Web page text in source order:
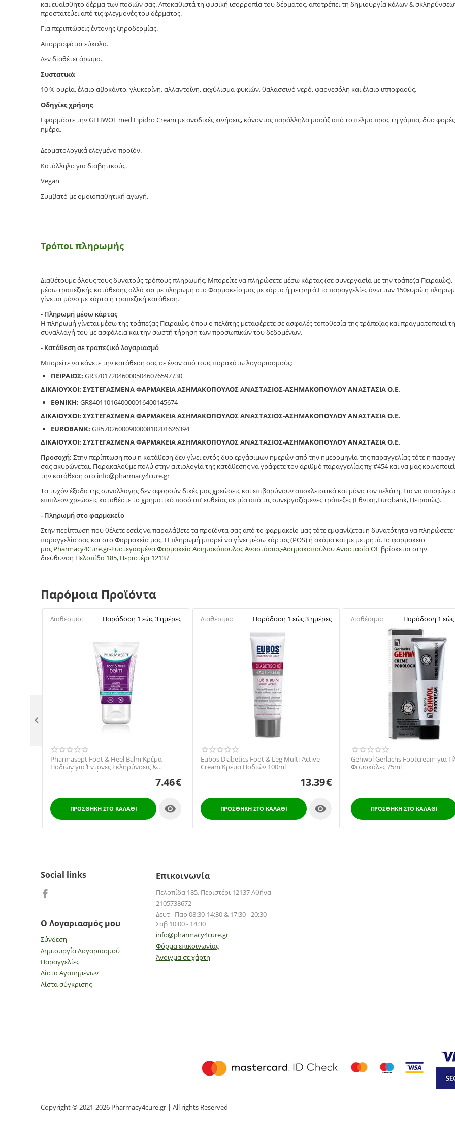
και ευαίσθητο δέρμα των ποδιών σας. Αποκαθιστά τη φυσική ισορροπία του δέρματος, αποτρέπει τη δημιουργία κάλων &
προστατεύει από τις φλεγμονές του δέρματος.
Για περιπτώσεις έντονης ξηροδερμίας.
Απορροφάται εύκολα.
Δεν διαθέτει άρωμα.
Συστατικά
10 % ουρία, έλαιο αβοκάντο, γλυκερίνη, αλλαντοΐνη, εκχύλισμα φυκιών, θαλασσινό νερό, φαρνεσόλη και έλαιο ιπποφαούς.
Οδηγίες χρήσης
Εφαρμόστε την GEHWOL med Lipidro Cream με ανοδικές κινήσεις, κάνοντας παράλληλα μασάζ από το πέλμα προς τη γάμπα, δύο
ημέρα.
Δερματολογικά ελεγμένο προϊόν.
Κατάλληλο για διαβητικούς.
Vegan
Συμβατό με ομοιοπαθητική αγωγή.
Τρόποι πληρωμής
Διαθέτουμε όλους τους δυνατούς τρόπους πληρωμής. Μπορείτε να πληρώσετε μέσω κάρτας (σε συνεργασία με την τράπεζα Πειραιώς),
μέσω τραπεζικής κατάθεσης αλλά και με πληρωμή στο Φαρμακείο μας με κάρτα ή μετρητά.Για παραγγελίες άνω των 150ευρώ η
γίνεται μόνο με κάρτα ή τραπεζική κατάθεση.
- Πληρωμή μέσω κάρτας
Η πληρωμή γίνεται μέσω της τράπεζας Πειραιώς, όπου ο πελάτης μεταφέρετε σε ασφαλές τοποθεσία της τράπεζας και πραγματοποιεί
συναλλαγή του με ασφάλεια και την σωστή τήρηση των προσωπικών του δεδομένων.
- Κατάθεση σε τραπεζικό λογαριασμό
Μπορείτε να κάνετε την κατάθεση σας σε έναν από τους παρακάτω λογαριασμούς:
ΠΕΙΡΑΙΩΣ: GR3701720460005046076597730
ΔΙΚΑΙΟΥΧΟΙ: ΣΥΣΤΕΓΑΣΜΕΝΑ ΦΑΡΜΑΚΕΙΑ ΑΣΗΜΑΚΟΠΟΥΛΟΣ ΑΝΑΣΤΑΣΙΟΣ-ΑΣΗΜΑΚΟΠΟΥΛΟΥ ΑΝΑΣΤΑΣΙΑ Ο.Ε.
ΕΘΝΙΚΗ: GR8401101640000016400145674
ΔΙΚΑΙΟΥΧΟΙ: ΣΥΣΤΕΓΑΣΜΕΝΑ ΦΑΡΜΑΚΕΙΑ ΑΣΗΜΑΚΟΠΟΥΛΟΣ ΑΝΑΣΤΑΣΙΟΣ-ΑΣΗΜΑΚΟΠΟΥΛΟΥ ΑΝΑΣΤΑΣΙΑ Ο.Ε.
EUROBANK: GR5702600090000810201626394
ΔΙΚΑΙΟΥΧΟΙ: ΣΥΣΤΕΓΑΣΜΕΝΑ ΦΑΡΜΑΚΕΙΑ ΑΣΗΜΑΚΟΠΟΥΛΟΣ ΑΝΑΣΤΑΣΙΟΣ-ΑΣΗΜΑΚΟΠΟΥΛΟΥ ΑΝΑΣΤΑΣΙΑ Ο.Ε.
Προσοχή: Στην περίπτωση που η κατάθεση δεν γίνει εντός δυο εργάσιμων ημερών από την ημερομηνία της παραγγελίας τότε η
σας ακυρώνεται. Παρακαλούμε πολύ στην αιτιολογία της κατάθεσης να γράφετε τον αριθμό παραγγελίας πχ #454 και να μας
την κατάθεση στο info@pharmacy4cure.gr
Τα τυχόν έξοδα της συναλλαγής δεν αφορούν δικές μας χρεώσεις και επιβαρύνουν αποκλειστικά και μόνο τον πελάτη. Για να
επιπλέον χρεώσεις καταθέστε το χρηματικό ποσό απ’ ευθείας σε μία από τις συνεργαζόμενες τράπεζες (Εθνική,Eurobank, Πειραιώς).
- Πληρωμή στο φαρμακείο
Στην περίπτωση που θέλετε εσείς να παραλάβετε τα προϊόντα σας από το φαρμακείο μας τότε εμφανίζεται η δυνατότητα να πληρώσετε
παραγγελία σας και στο Φαρμακείο μας. Η πληρωμή μπορεί να γίνει μέσω κάρτας (POS) ή ακόμα και με μετρητά.Το φαρμακειο
μας Pharmacy4Cure.gr-Συστεγασμένα Φαρμακεία Ασημακόπουλος Αναστάσιος-Ασημακοπούλου Αναστασία ΟΕ βρίσκεται στην
διεύθυνση Πελοπίδα 185, Περιστέρι 12137
Παρόμοια Προϊόντα
Διαθέσιμο: Παράδοση 1 εώς 3 ημέρες
Pharmasept Foot & Heel Balm Κρέμα
Ποδιών για Έντονες Σκληρύνσεις &
Σκασμένα Σημεία 50ml
7.46€
ΠΡΟΣΘΉΚΗ ΣΤΟ ΚΑΛΆΘΙ 
Διαθέσιμο: Παράδοση 1 εώς 3 ημέρες
Eubos Diabetics Foot & Leg Multi-Active
Cream Κρέμα Ποδιών 100ml
13.39€
ΠΡΟΣΘΉΚΗ ΣΤΟ ΚΑΛΆΘΙ 
Διαθέσιμο: Παράδοση 1 εώς
Gehwol Gerlachs Footcream για
Φουσκάλες 75ml
ΠΡΟΣΘΉΚΗ ΣΤΟ ΚΑΛΆΘΙ

Social links
Ο Λογαριασμός μου
Σύνδεση
Δημιουργία Λογαριασμού
Παραγγελίες
Λίστα Αγαπημένων
Λίστα σύγκρισης
Επικοινωνία
Πελοπίδα 185, Περιστέρι 12137 Αθήνα
2105738672
Δευτ - Παρ 08:30-14:30 & 17:30 - 20:30
Σαβ 10:00 - 14:30
info@pharmacy4cure.gr
Φόρμα επικοινωνίας
Άνοιγμα σε χάρτη
Copyright © 2021-2026 Pharmacy4cure.gr | All rights Reserved